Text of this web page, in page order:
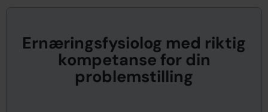
Ernæringsfysiolog med riktig
kompetanse for din
problemstilling